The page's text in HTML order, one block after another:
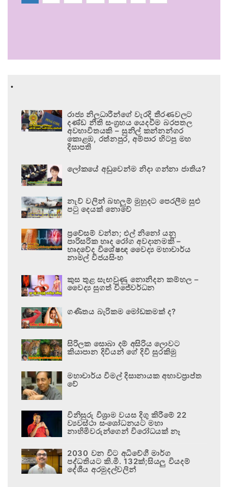
.
රාජ්‍ය නිලධාරීන්ගේ වැරදි තීරණවලට
දණ්ඩ නීති සංග්‍රහය යෙදවීම බරපතල
අවභාවිතයකි – සුනිල් කන්නන්ගර
කොළඹ, රත්නපුර, අම්පාර හිටපු මහ
දිසාපති
ලෝකයේ අඩුවෙන්ම නිදා ගන්නා ජාතිය?
නැව් වලින් බහලුම් මුහුදට පෙරලීම සුළු
පටු දෙයක් නොවේ
ප්‍රවේසම් වන්න; එල් නිනෝ යනු
පාරිසරික හෘද රෝග අවදානමකි –
හෘදවේද විශේෂඥ වෛද්‍ය මහාචාර්ය
නාමල් විජයසිංහ
කුස තුළ සැඟවුණු නොනිදන කම්හල –
වෛද්‍ය සුගත් විජේවර්ධන
ගණිතය බැරිකම මෝඩකමක් ද?
සිරිලක සොබා දම් අසිරිය ලොවට
කියාපාන දිවියන් ගේ දිවි සුරකිමු
මහාචාර්ය විමල් දිසානායක අභාවප්‍රාප්ත
වේ
විනිසුරු විශ්‍රාම වයස දිගු කිරීමේ 22
ව්‍යවස්ථා සංශෝධනයට මහා
නාහිමිවරුන්ගෙන් විරෝධයක් නෑ
2030 වන විට අධිවේගී මාර්ග
පද්ධතියට කි.මී. 132ක්;සියලු වියදම්
දේශීය අරමුදල්වලින්